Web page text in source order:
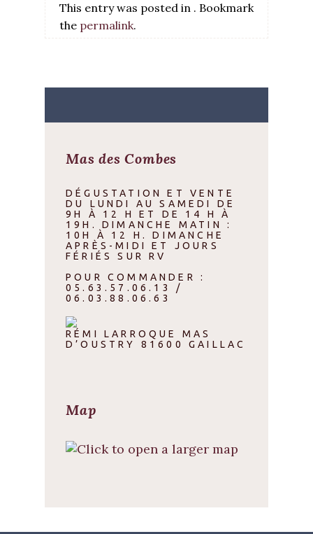
This entry was posted in . Bookmark
the permalink.
Mas des Combes
DÉGUSTATION ET VENTE
DU LUNDI AU SAMEDI DE
9H À 12 H ET DE 14 H À
19H. DIMANCHE MATIN :
10H À 12 H. DIMANCHE
APRÈS-MIDI ET JOURS
FÉRIÉS SUR RV
POUR COMMANDER :
05.63.57.06.13 /
06.03.88.06.63
RÉMI LARROQUE MAS
D’OUSTRY 81600 GAILLAC
Map